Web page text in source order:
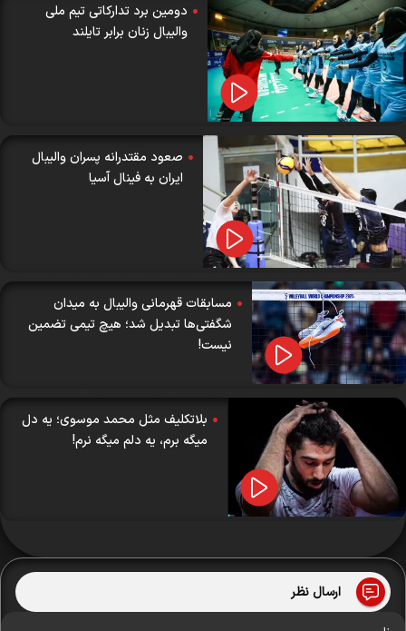
دومین برد تدارکاتی تیم ملی
والیبال زنان برابر تایلند
صعود مقتدرانه پسران والیبال
ایران به فینال آسیا
مسابقات قهرمانی والیبال به میدان
شگفتی‌ها تبدیل شد؛ هیچ تیمی تضمین
نیست!
بلاتکلیف مثل محمد موسوی؛ یه دل
میگه برم، یه دلم میگه نرم!
ارسال نظر